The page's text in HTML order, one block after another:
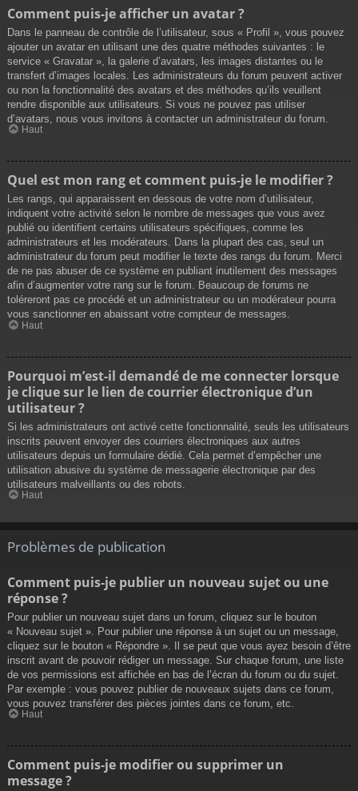
Comment puis-je afficher un avatar ?
Dans le panneau de contrôle de l’utilisateur, sous « Profil », vous pouvez
ajouter un avatar en utilisant une des quatre méthodes suivantes : le
service « Gravatar », la galerie d’avatars, les images distantes ou le
transfert d’images locales. Les administrateurs du forum peuvent activer
ou non la fonctionnalité des avatars et des méthodes qu’ils veuillent
rendre disponible aux utilisateurs. Si vous ne pouvez pas utiliser
d’avatars, nous vous invitons à contacter un administrateur du forum.
Haut
Quel est mon rang et comment puis-je le modifier ?
Les rangs, qui apparaissent en dessous de votre nom d’utilisateur,
indiquent votre activité selon le nombre de messages que vous avez
publié ou identifient certains utilisateurs spécifiques, comme les
administrateurs et les modérateurs. Dans la plupart des cas, seul un
administrateur du forum peut modifier le texte des rangs du forum. Merci
de ne pas abuser de ce système en publiant inutilement des messages
afin d’augmenter votre rang sur le forum. Beaucoup de forums ne
toléreront pas ce procédé et un administrateur ou un modérateur pourra
vous sanctionner en abaissant votre compteur de messages.
Haut
Pourquoi m’est-il demandé de me connecter lorsque
je clique sur le lien de courrier électronique d’un
utilisateur ?
Si les administrateurs ont activé cette fonctionnalité, seuls les utilisateurs
inscrits peuvent envoyer des courriers électroniques aux autres
utilisateurs depuis un formulaire dédié. Cela permet d’empêcher une
utilisation abusive du système de messagerie électronique par des
utilisateurs malveillants ou des robots.
Haut
Problèmes de publication
Comment puis-je publier un nouveau sujet ou une
réponse ?
Pour publier un nouveau sujet dans un forum, cliquez sur le bouton
« Nouveau sujet ». Pour publier une réponse à un sujet ou un message,
cliquez sur le bouton « Répondre ». Il se peut que vous ayez besoin d’être
inscrit avant de pouvoir rédiger un message. Sur chaque forum, une liste
de vos permissions est affichée en bas de l’écran du forum ou du sujet.
Par exemple : vous pouvez publier de nouveaux sujets dans ce forum,
vous pouvez transférer des pièces jointes dans ce forum, etc.
Haut
Comment puis-je modifier ou supprimer un
message ?